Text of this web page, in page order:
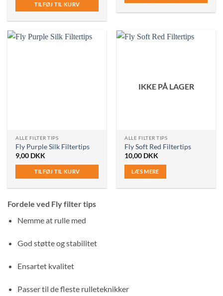
TILFØJ TIL KURV
ALLE FILTER TIPS
Fly Purple Silk Filtertips
9,00 DKK
TILFØJ TIL KURV
IKKE PÅ LAGER
ALLE FILTER TIPS
Fly Soft Red Filtertips
10,00 DKK
LÆS MERE
Fordele ved Fly filter tips
Nemme at rulle med
God støtte og stabilitet
Ensartet kvalitet
Passer til de fleste rulleteknikker